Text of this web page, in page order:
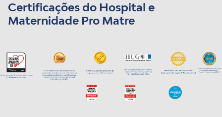
Certificações do Hospital e
Maternidade Pro Matre